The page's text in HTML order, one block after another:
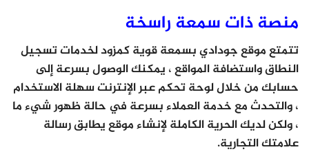
منصة ذات سمعة راسخة
تتمتع موقع جودادي بسمعة قوية كمزود لخدمات تسجيل
النطاق واستضافة المواقع ، يمكنك الوصول بسرعة إلى
حسابك من خلال لوحة تحكم عبر الإنترنت سهلة الاستخدام
، والتحدث مع خدمة العملاء بسرعة في حالة ظهور شيء ما
، ولكن لديك الحرية الكاملة لإنشاء موقع يطابق رسالة
علامتك التجارية.